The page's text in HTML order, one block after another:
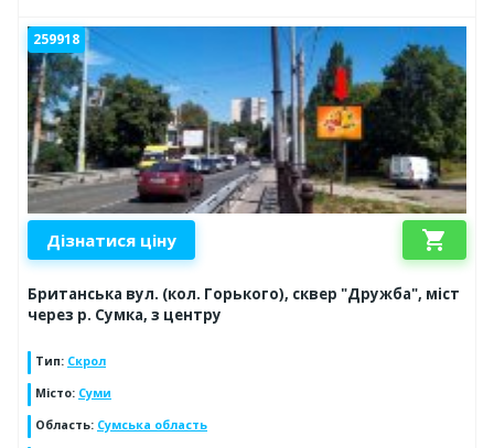
259918
Дізнатися ціну shopping_cart
Британська вул. (кол. Горького), сквер "Дружба", міст
через р. Сумка, з центру
Тип: Скрол
Місто: Суми
Область: Сумська область